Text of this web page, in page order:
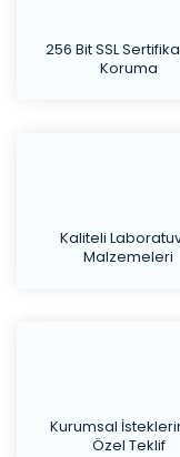
256 Bit SSL
Koruma
Kaliteli
Malzemeleri
Kurumsal
Özel Teklif